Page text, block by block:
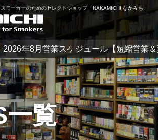
モーカーのためのセレクトショップ「NAKAMICHI なかみち」
2026年8月営業スケジュール【短縮営業
一覧